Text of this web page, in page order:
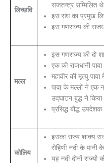
लिच्छवि
राजतन्त्र सम्मिलित
इस संघ का प्रमुख
इस गणराज्य की
मल्ल
इस गणराज्य की दो
एक की राजधानी
महावीर की मृत्यु
पावा के मल्लों ने एक
उद्घाटन बुद्ध ने किया
प्रसिद्ध बौद्ध
कोलिय
इसका राज्य शाक्य
रोहिणी नदी के पानी
यह नदी दोनों राज्यों